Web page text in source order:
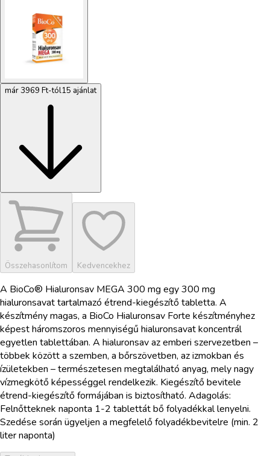
már 3969 Ft-tól15 ajánlat
Összehasonlítom Kedvencekhez
A BioCo® Hialuronsav MEGA 300 mg egy 300 mg
hialuronsavat tartalmazó étrend-kiegészítő tabletta. A
készítmény magas, a BioCo Hialuronsav Forte készítményhez
képest háromszoros mennyiségű hialuronsavat koncentrál
egyetlen tablettában. A hialuronsav az emberi szervezetben –
többek között a szemben, a bőrszövetben, az izmokban és
ízületekben – természetesen megtalálható anyag, mely nagy
vízmegkötő képességgel rendelkezik. Kiegészítő bevitele
étrend-kiegészítő formájában is biztosítható. Adagolás:
Felnőtteknek naponta 1-2 tablettát bő folyadékkal lenyelni.
Szedése során ügyeljen a megfelelő folyadékbevitelre (min. 2
liter naponta)